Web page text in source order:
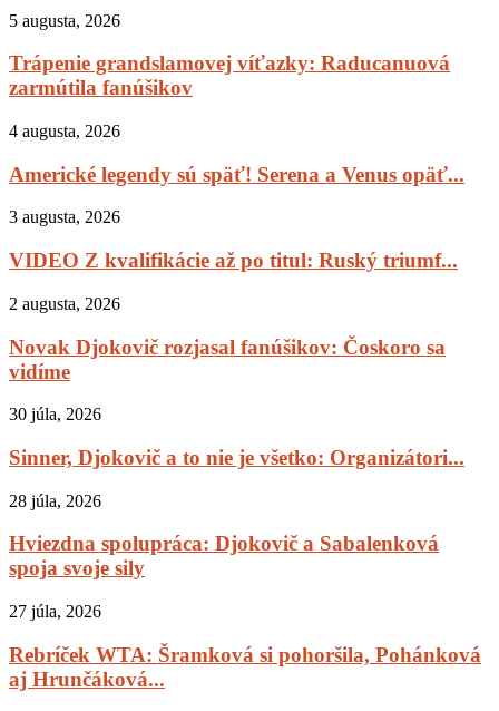
5 augusta, 2026
Trápenie grandslamovej víťazky: Raducanuová
zarmútila fanúšikov
4 augusta, 2026
Americké legendy sú späť! Serena a Venus opäť...
3 augusta, 2026
VIDEO Z kvalifikácie až po titul: Ruský triumf...
2 augusta, 2026
Novak Djokovič rozjasal fanúšikov: Čoskoro sa
vidíme
30 júla, 2026
Sinner, Djokovič a to nie je všetko: Organizátori...
28 júla, 2026
Hviezdna spolupráca: Djokovič a Sabalenková
spoja svoje sily
27 júla, 2026
Rebríček WTA: Šramková si pohoršila, Pohánková
aj Hrunčáková...